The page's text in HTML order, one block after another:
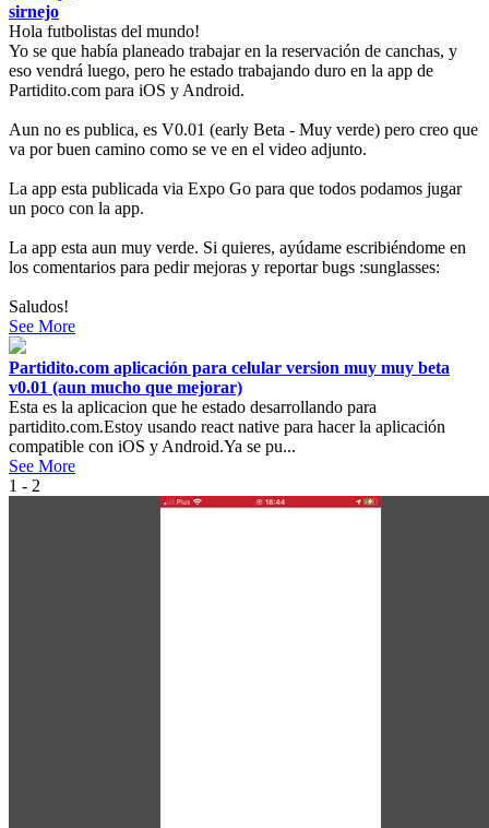
sirnejo
Hola futbolistas del mundo!
Yo se que había planeado trabajar en la reservación de canchas, y
eso vendrá luego, pero he estado trabajando duro en la app de
Partidito.com para iOS y Android.
Aun no es publica, es V0.01 (early Beta - Muy verde) pero creo que
va por buen camino como se ve en el video adjunto.
La app esta publicada via Expo Go para que todos podamos jugar
un poco con la app.
La app esta aun muy verde. Si quieres, ayúdame escribiéndome en
los comentarios para pedir mejoras y reportar bugs :sunglasses:
Saludos!
See More
Partidito.com aplicación para celular version muy muy beta
v0.01 (aun mucho que mejorar)
Esta es la aplicacion que he estado desarrollando para
partidito.com.Estoy usando react native para hacer la aplicación
compatible con iOS y Android.Ya se pu...
See More
1 - 2